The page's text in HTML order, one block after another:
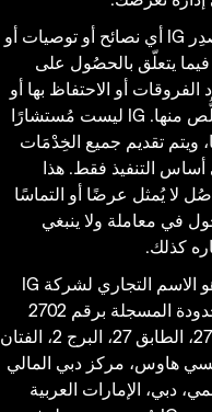
لا تُصدِر IG أي نصائح أو توصيات أو
فيما يتعلّق بالحصُول على
الفروقات أو الاحتفاظ بها أو
التخلُّص منها. IG ليست مُستشارًا
ويتم تقديم جميع الخِدْمَات
أساس التنفيذ فقط. هذا
لا يُمثل عرضًا أو التماسًا
في معاملة ولا ينبغي
كذلك.
IG هو الاسم التجاري لشركة IG
المحدودة المسجلة برقم 2702
و2703، الطابق 27، البرج 2، الفتان
هاوس، مركز دبي المالي
دبي، الإمارات العربية